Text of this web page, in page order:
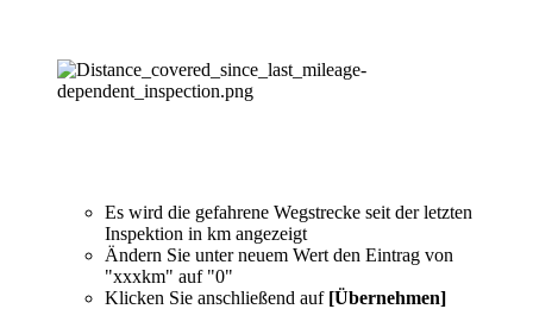
Es wird die gefahrene Wegstrecke seit der letzten
Inspektion in km angezeigt
Ändern Sie unter neuem Wert den Eintrag von
"xxxkm" auf "0"
Klicken Sie anschließend auf [Übernehmen]